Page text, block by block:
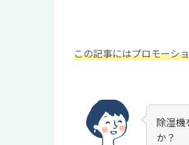
この記事にはプロモーシ
除湿機
か？